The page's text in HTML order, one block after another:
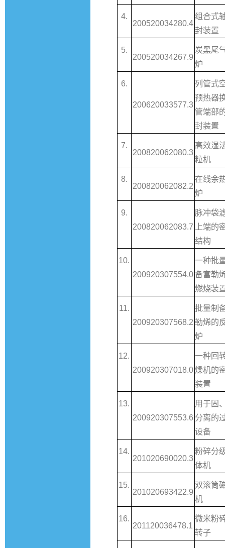
4.
200520034280.4
组合式
封装置
5.
200520034267.9
炭黑尾
炉
6.
200620033577.3
列管式
预热器
管端部
封装置
7.
200820062080.3
高效湿
粒机
8.
200820062082.2
在线余
炉
9.
200820062083.7
脉冲袋
上端的
结构
10.
200920307554.0
一种批
备富勒
燃烧装
11.
200920307568.2
批量制
勒烯的
炉
12.
200920307018.0
一种回
燥机的
装置
13.
200920307553.6
用于固
分离的
设备
14.
201020690020.3
粉碎分
体机
15.
201020693422.9
双滚筒
机
16.
201120036478.1
微米粉
转子